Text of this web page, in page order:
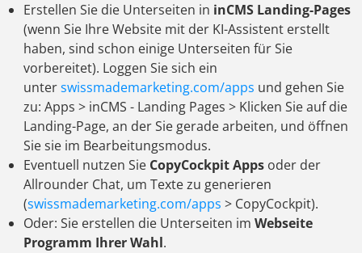
Erstellen Sie die Unterseiten in inCMS Landing-Pages
(wenn Sie Ihre Website mit der KI-Assistent erstellt
haben, sind schon einige Unterseiten für Sie
vorbereitet). Loggen Sie sich ein
unterswissmademarketing.com/apps und gehen Sie
zu: Apps > inCMS - Landing Pages > Klicken Sie auf die
Landing-Page, an der Sie gerade arbeiten, und öffnen
Sie sie im Bearbeitungsmodus.
Eventuell nutzen Sie CopyCockpit Appsoder der
Allrounder Chat, um Texte zu generieren
(swissmademarketing.com/apps > CopyCockpit).
Oder: Sie erstellen die Unterseiten im Webseite
Programm Ihrer Wahl.